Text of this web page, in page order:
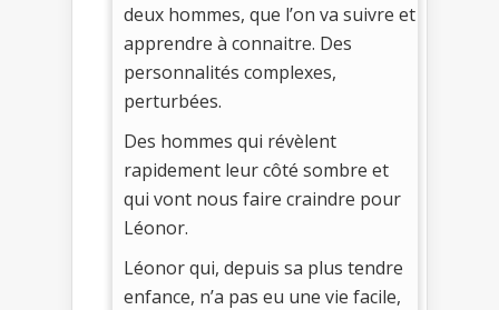
deux hommes, que l’on va suivre et
apprendre à connaitre. Des
personnalités complexes,
perturbées.
Des hommes qui révèlent
rapidement leur côté sombre et
qui vont nous faire craindre pour
Léonor.
Léonor qui, depuis sa plus tendre
enfance, n’a pas eu une vie facile,